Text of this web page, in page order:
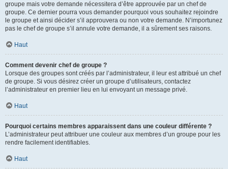
groupe mais votre demande nécessitera d’être approuvée par un chef de
groupe. Ce dernier pourra vous demander pourquoi vous souhaitez rejoindre
le groupe et ainsi décider s’il approuvera ou non votre demande. N’importunez
pas le chef de groupe s’il annule votre demande, il a sûrement ses raisons.
Haut
Comment devenir chef de groupe ?
Lorsque des groupes sont créés par l’administrateur, il leur est attribué un chef
de groupe. Si vous désirez créer un groupe d’utilisateurs, contactez
l’administrateur en premier lieu en lui envoyant un message privé.
Haut
Pourquoi certains membres apparaissent dans une couleur différente ?
L’administrateur peut attribuer une couleur aux membres d’un groupe pour les
rendre facilement identifiables.
Haut